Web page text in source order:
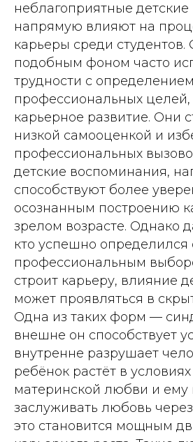
неблагоприятные
напрямую влияют на
карьеры среди студентов.
подобным фоном часто
трудности с определением
профессиональных целей,
карьерное развитие. Они
низкой самооценкой и
профессиональных
детские воспоминания,
способствуют более
осознанным построению
зрелом возрасте. Однако
кто успешно определился
профессиональным
строит карьеру, влияние
может проявляться в
Одна из таких форм —
внешне он способствует
внутренне разрушает
ребёнок растёт в
материнской любви и ему
заслуживать любовь
это становится мощным